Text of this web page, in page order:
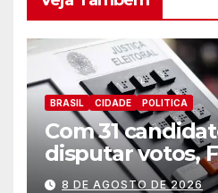
BRASIL CIDADE POLITICA
Com 31
disputar votos,
perder
8 DE AGOSTO DE 2026